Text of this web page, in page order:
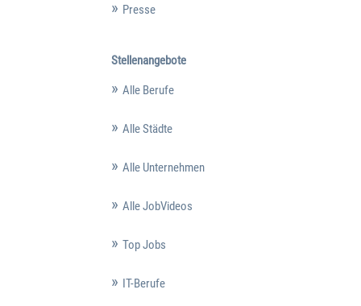
Presse
Stellenangebote
Alle Berufe
Alle Städte
Alle Unternehmen
Alle JobVideos
Top Jobs
IT-Berufe